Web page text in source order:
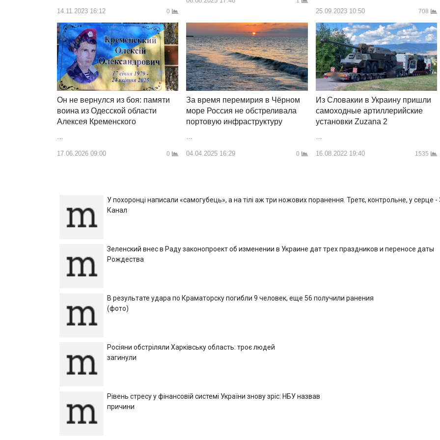
14.11.2023 16:12 0 25.09.2023 10:50 708
Он не вернулся из боя: памяти
воина из Одесской области
Алексея Кременского
17.06.2026 09:00 0
За время перемирия в Чёрном
море Россия не обстреливала
портовую инфраструктуру
04.04.2025 16:29 0
Из Словакии в Украину пришли
самоходные артиллерийские
установки Zuzana 2
…
16.08.2022 19:40 1535
У похоронці написали «самогубець», а на тілі аж три ножових поранення. Третє, контрольне, у серце -
Канал
Зеленский внес в Раду законопроект об изменении в Украине дат трех праздников и переносе даты
Рождества
В результате удара по Краматорску погибли 9 человек, еще 56 получили ранения
(фото)
Росіяни обстріляли Харківську область: троє людей
загинули
Рівень стресу у фінансовій системі України знову зріс: НБУ назвав
причини